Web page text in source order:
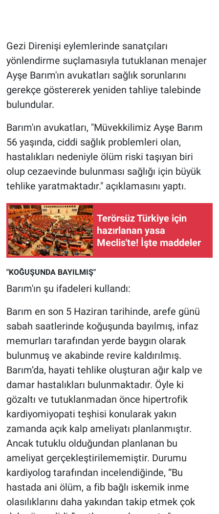
Gezi Direnişi eylemlerinde sanatçıları
yönlendirme suçlamasıyla tutuklanan menajer
Ayşe Barım'ın avukatları sağlık sorunlarını
gerekçe göstererek yeniden tahliye talebinde
bulundular.
Barım'ın avukatları, "Müvekkilimiz Ayşe Barım
56 yaşında, ciddi sağlık problemleri olan,
hastalıkları nedeniyle ölüm riski taşıyan biri
olup cezaevinde bulunması sağlığı için büyük
tehlike yaratmaktadır." açıklamasını yaptı.
Terörsüz Türkiye için
hazırlanan yasa
Meclis'te! İşte maddeler
"KOĞUŞUNDA BAYILMIŞ"
Barım'ın şu ifadeleri kullandı:
Barım en son 5 Haziran tarihinde, arefe günü
sabah saatlerinde koğuşunda bayılmış, infaz
memurları tarafından yerde baygın olarak
bulunmuş ve akabinde revire kaldırılmış.
Barım’da, hayati tehlike oluşturan ağır kalp ve
damar hastalıkları bulunmaktadır. Öyle ki
gözaltı ve tutuklanmadan önce hipertrofik
kardiyomiyopati teşhisi konularak yakın
zamanda açık kalp ameliyatı planlanmıştır.
Ancak tutuklu olduğundan planlanan bu
ameliyat gerçekleştirilememiştir. Durumu
kardiyolog tarafından incelendiğinde, “Bu
hastada ani ölüm, a fib bağlı iskemik inme
olasılıklarını daha yakından takip etmek çok
Günün görüntüsü
Haber
İlan
Kimdir
Koronavirüs
Kültür Sanat
Nedir
Popüler
Programlar
Sağlık
Spor
Teknoloji
Türkiye'nin Geleceği
Türkiye'nin Gündemi
Yerel Gündem
Yerel Yaşam
Canlı Yayın